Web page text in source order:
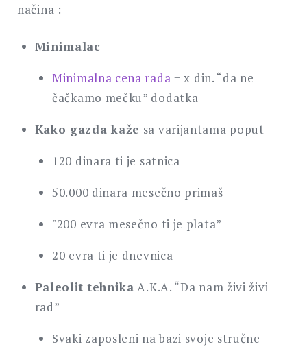
načina :
Minimalac
Minimalna cena rada + x din. “da ne
čačkamo mečku” dodatka
Kako gazda kaže sa varijantama poput
120 dinara ti je satnica
50.000 dinara mesečno primaš
"200 evra mesečno ti je plata”
20 evra ti je dnevnica
Paleolit tehnika A.K.A. “Da nam živi živi
rad”
Svaki zaposleni na bazi svoje stručne